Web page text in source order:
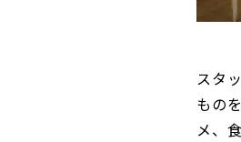
スタ
もの
メ、